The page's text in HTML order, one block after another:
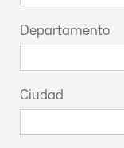
Departamento
Ciudad